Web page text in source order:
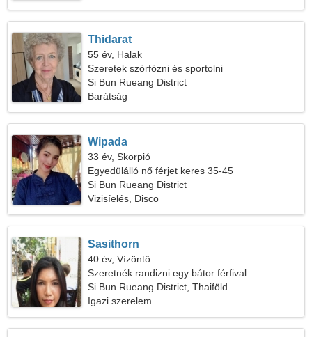
Thidarat
55 év, Halak
Szeretek szörfözni és sportolni
Si Bun Rueang District
Barátság
Wipada
33 év, Skorpió
Egyedülálló nő férjet keres 35-45
Si Bun Rueang District
Vizisíelés, Disco
Sasithorn
40 év, Vízöntő
Szeretnék randizni egy bátor férfival
Si Bun Rueang District, Thaiföld
Igazi szerelem